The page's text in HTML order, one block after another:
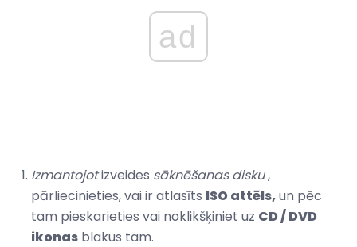
ad
Izmantojotizveides sāknēšanas disku,
pārliecinieties, vai ir atlasīts ISO attēls, un pēc
tam pieskarieties vai noklikšķiniet uz CD / DVD
ikonas blakus tam.